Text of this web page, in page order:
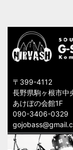
〒399-4112
長野県駒ヶ根市中
あけぼの会館1F
090-3406-0329